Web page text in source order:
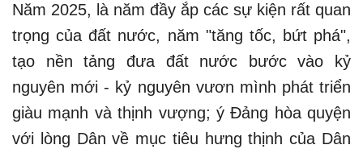
Năm 2025, là năm đầy ắp các sự kiện rất quan
trọng của đất nước, năm "tăng tốc, bứt phá",
tạo nền tảng đưa đất nước bước vào kỷ
nguyên mới - kỷ nguyên vươn mình phát triển
giàu mạnh và thịnh vượng; ý Đảng hòa quyện
với lòng Dân về mục tiêu hưng thịnh của Dân